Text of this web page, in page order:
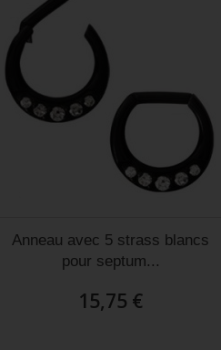
Anneau avec 5 strass blancs
pour septum...
15,75 €